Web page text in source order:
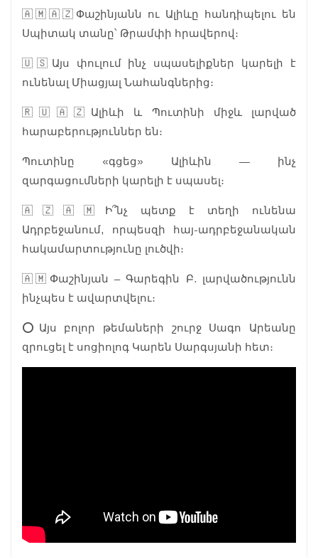
🇦🇲🇦🇿Փաշինյանն ու Ալիևը հանդիպելու են
Սպիտակ տանը՝ Թրամփի հրավերով։
🇺🇸Այս փուլում ինչ սպասելիքներ կարելի է
ունենալ Միացյալ Նահանգներից։
🇷🇺🇦🇿Ալիևի և Պուտինի միջև լարված
հարաբերություններ են։
Պուտինը «գցեց» Ալիևին — ինչ
զարգացումների կարելի է սպասել։
🇦🇿🇦🇲Ի՞նչ պետք է տեղի ունենա
Ադրբեջանում, որպեսզի հայ-ադրբեջանական
հակամարտությունը լուծվի։
🇦🇲Փաշինյան – Գարեգին Բ. լարվածությունն
ինչպես է ավարտվելու։
⭕️Այս բոլոր թեմաների շուրջ Սագո Արեանը
զրուցել է սոցիոլոգ Կարեն Սարգսյանի հետ։